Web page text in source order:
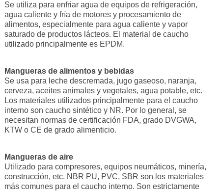
Se utiliza para enfriar agua de equipos de refrigeración,
agua caliente y fría de motores y procesamiento de
alimentos, especialmente para agua caliente y vapor
saturado de productos lácteos. El material de caucho
utilizado principalmente es EPDM.
Mangueras de alimentos y bebidas
Se usa para leche descremada, jugo gaseoso, naranja,
cerveza, aceites animales y vegetales, agua potable, etc.
Los materiales utilizados principalmente para el caucho
interno son caucho sintético y NR. Por lo general, se
necesitan normas de certificación FDA, grado DVGWA,
KTW o CE de grado alimenticio.
Mangueras de aire
Utilizado para compresores, equipos neumáticos, minería,
construcción, etc. NBR PU, PVC, SBR son los materiales
más comunes para el caucho interno. Son estrictamente